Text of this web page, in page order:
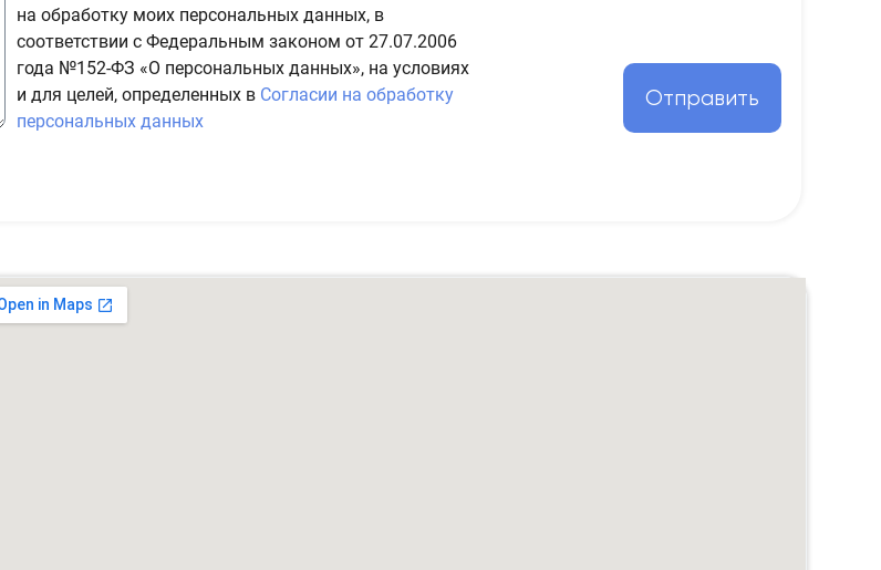
на обработку моих персональных данных, в
соответствии с Федеральным законом от 27.07.2006
года №152-ФЗ «О персональных данных», на условиях
и для целей, определенных в Согласии на обработку
персональных данных
Отправить